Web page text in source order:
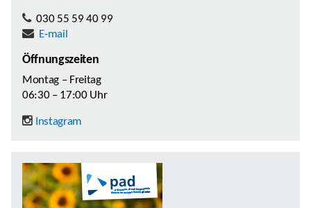
030 55 59 40 99
E-mail
Öffnungszeiten
Montag – Freitag
06:30 – 17:00 Uhr
Instagram